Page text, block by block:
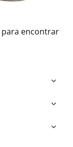
para encontrar